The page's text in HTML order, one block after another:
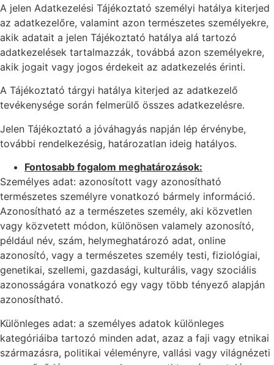
A jelen Adatkezelési Tájékoztató személyi hatálya kiterjed
az adatkezelőre, valamint azon természetes személyekre,
akik adatait a jelen Tájékoztató hatálya alá tartozó
adatkezelések tartalmazzák, továbbá azon személyekre,
akik jogait vagy jogos érdekeit az adatkezelés érinti.
A Tájékoztató tárgyi hatálya kiterjed az adatkezelő
tevékenysége során felmerülő összes adatkezelésre.
Jelen Tájékoztató a jóváhagyás napján lép érvénybe,
további rendelkezésig, határozatlan ideig hatályos.
Fontosabb fogalom meghatározások:
Személyes adat: azonosított vagy azonosítható
természetes személyre vonatkozó bármely információ.
Azonosítható az a természetes személy, aki közvetlen
vagy közvetett módon, különösen valamely azonosító,
például név, szám, helymeghatározó adat, online
azonosító, vagy a természetes személy testi, fiziológiai,
genetikai, szellemi, gazdasági, kulturális, vagy szociális
azonosságára vonatkozó egy vagy több tényező alapján
azonosítható.
Különleges adat: a személyes adatok különleges
kategóriáiba tartozó minden adat, azaz a faji vagy etnikai
származásra, politikai véleményre, vallási vagy világnézeti